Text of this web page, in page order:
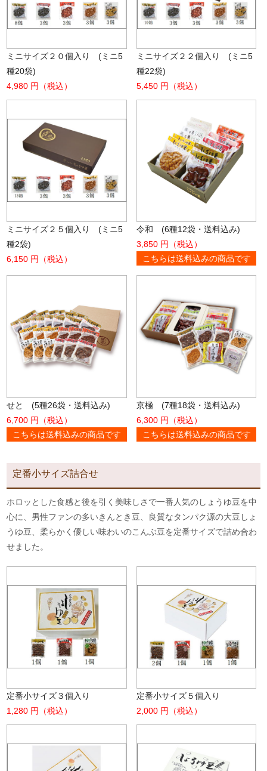
ミニサイズ２０個入り (ミニ5
種20袋)
4,980 円（税込）
ミニサイズ２２個入り (ミニ5
種22袋)
5,450 円（税込）
ミニサイズ２５個入り (ミニ5
種2袋)
6,150 円（税込）
令和 (6種12袋・送料込み)
3,850 円（税込）
こちらは送料込みの商品です
せと (5種26袋・送料込み)
6,700 円（税込）
こちらは送料込みの商品です
京極 (7種18袋・送料込み)
6,300 円（税込）
こちらは送料込みの商品です
定番小サイズ詰合せ
ホロッとした食感と後を引く美味しさで一番人気のしょうゆ豆を中
心に、男性ファンの多いきんとき豆、良質なタンパク源の大豆しょ
うゆ豆、柔らかく優しい味わいのこんぶ豆を定番サイズで詰め合わ
せました。
定番小サイズ３個入り
1,280 円（税込）
定番小サイズ５個入り
2,000 円（税込）